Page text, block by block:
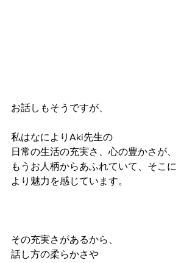
お話しもそうですが、
私はなによりAki先生の
日常の生活の充実さ、心の豊かさが、
もうお人柄からあふれていて、そこに
より魅力を感じています。
その充実さがあるから、
話し方の柔らかさや